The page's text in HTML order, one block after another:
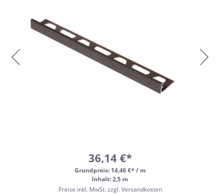
36,14 €*
Grundpreis: 14,46 €* / m
Inhalt: 2,5 m
Preise inkl. MwSt. zzgl. Versandkosten